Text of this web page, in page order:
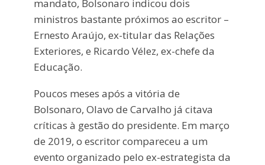
mandato, Bolsonaro indicou dois
ministros bastante próximos ao escritor –
Ernesto Araújo, ex-titular das Relações
Exteriores, e Ricardo Vélez, ex-chefe da
Educação.
Poucos meses após a vitória de
Bolsonaro, Olavo de Carvalho já citava
críticas à gestão do presidente. Em março
de 2019, o escritor compareceu a um
evento organizado pelo ex-estrategista da